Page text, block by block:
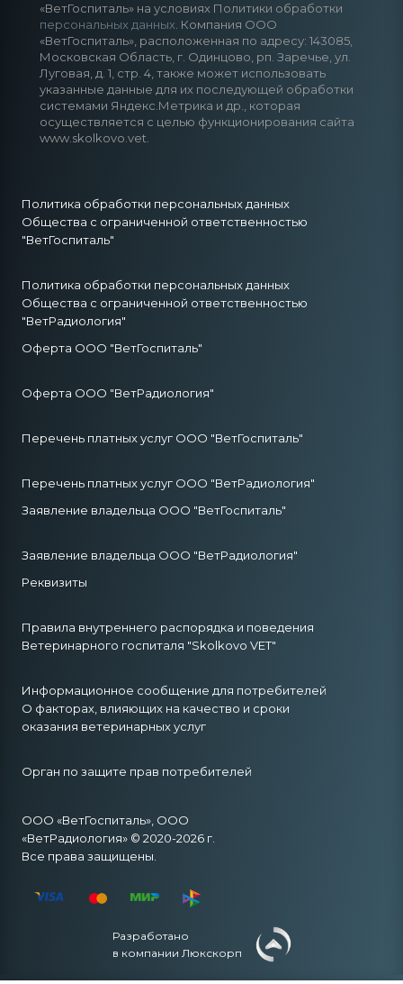
«ВетГоспиталь» на условиях Политики обработки
персональных данных . Компания ООО
«ВетГоспиталь», расположенная по адресу: 143085,
Московская Область, г. Одинцово, рп. Заречье, ул.
Луговая, д. 1, стр. 4, также может использовать
указанные данные для их последующей обработки
системами Яндекс.Метрика и др., которая
осуществляется с целью функционирования сайта
www.skolkovo.vet.
Политика обработки персональных данных
Общества с ограниченной ответственностью
"ВетГоспиталь"
Политика обработки персональных данных
Общества с ограниченной ответственностью
"ВетРадиология"
Оферта ООО "ВетГоспиталь"
Оферта ООО "ВетРадиология"
Перечень платных услуг ООО "ВетГоспиталь"
Перечень платных услуг ООО "ВетРадиология"
Заявление владельца ООО "ВетГоспиталь"
Заявление владельца ООО "ВетРадиология"
Реквизиты
Правила внутреннего распорядка и поведения
Ветеринарного госпиталя "Skolkovo VET"
Информационное сообщение для потребителей
О факторах, влияющих на качество и сроки
оказания ветеринарных услуг
Орган по защите прав потребителей
ООО «ВетГоспиталь», ООО
«ВетРадиология» © 2020-2026 г.
Все права защищены.
Разработано
в компании Люкскорп